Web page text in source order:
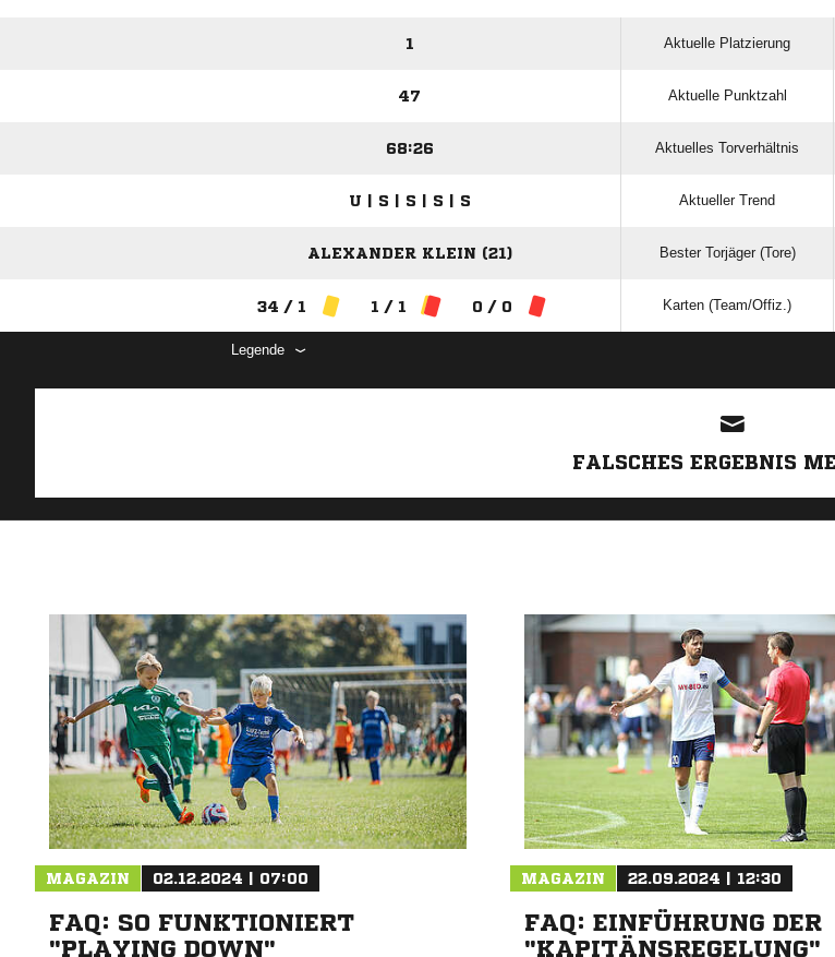
1 Aktuelle Platzierung
47 Aktuelle Punktzahl
68:26 Aktuelles Torverhältnis
U | S | S | S | S Aktueller Trend
ALEXANDER KLEIN (21) Bester Torjäger (Tore)
34 / 1 1 / 1 0 / 0 Karten (Team/Offiz.)
Legende
FALSCHES ERGEBNIS
MAGAZIN 02.12.2024 | 07:00
FAQ: SO FUNKTIONIERT
"PLAYING DOWN"
MAGAZIN 22.09.2024 | 12:30
FAQ: EINFÜHRUNG DER
"KAPITÄNSREGELUNG"